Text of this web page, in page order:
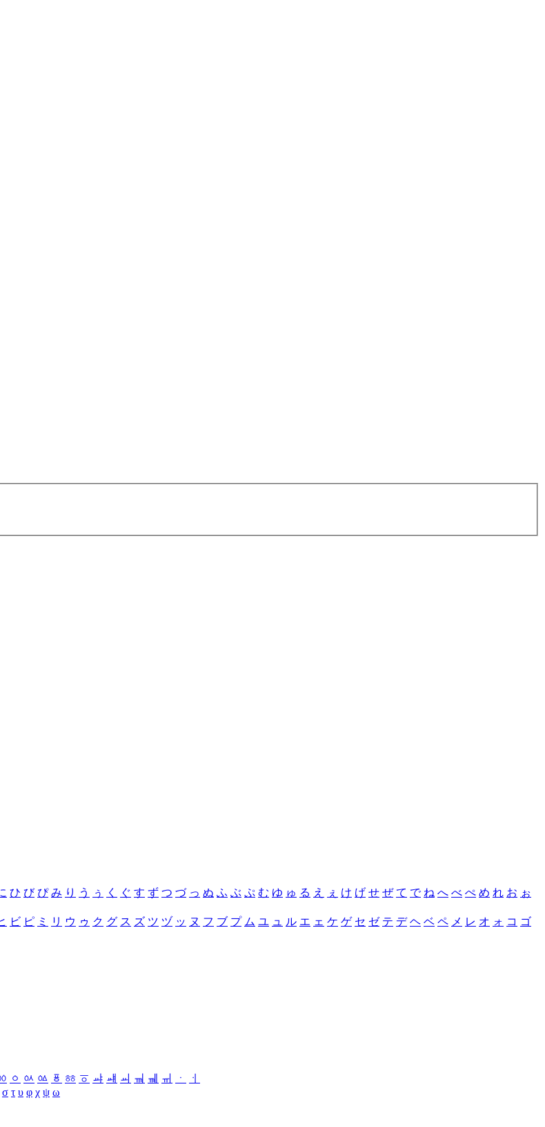
ひ び ぴ み り う ぅ く ぐ す ず つ づ っ ぬ ふ ぶ ぷ む ゆ ゅ る え ぇ け げ せ ぜ て で ね へ べ ぺ め れ お ぉ
ビ ピ ミ リ ウ ゥ ク グ ス ズ ツ ヅ ッ ヌ フ ブ プ ム ユ ュ ル エ ェ ケ ゲ セ ゼ テ デ ヘ ベ ペ メ レ オ ォ コ ゴ
ㆁ ㆂ ㆃ ㆄ ㆅ ㆆ ㆇ ㆈ ㆉ ㆊ ㆋ ㆌ ㆍ
ㆎ
σ τ υ φ χ ψ ω